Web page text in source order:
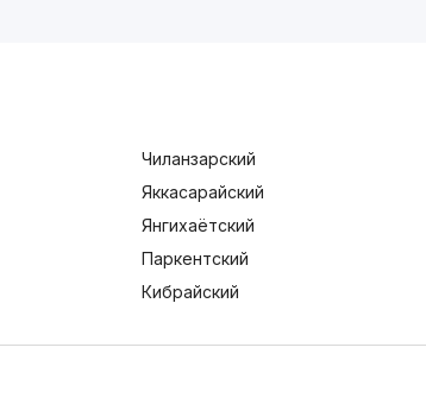
Чиланзарский
Яккасарайский
Янгихаётский
Паркентский
Кибрайский